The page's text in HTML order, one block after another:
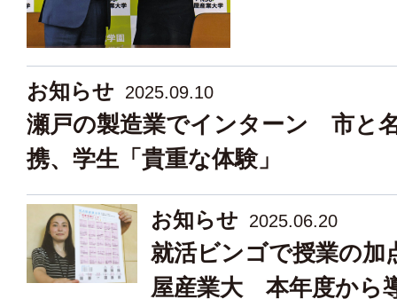
お知らせ 2025.09.10
瀬戸の製造業でインターン 市と
携、学生「貴重な体験」
お知らせ 2025.06.20
就活ビンゴで授業の
屋産業大 本年度から